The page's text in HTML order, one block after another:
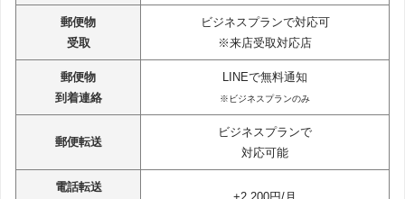
郵便物
受取
ビジネスプランで対応可
※来店受取対応店
郵便物
到着連絡
LINEで無料通知
※ビジネスプランのみ
郵便転送
ビジネスプランで
対応可能
電話転送